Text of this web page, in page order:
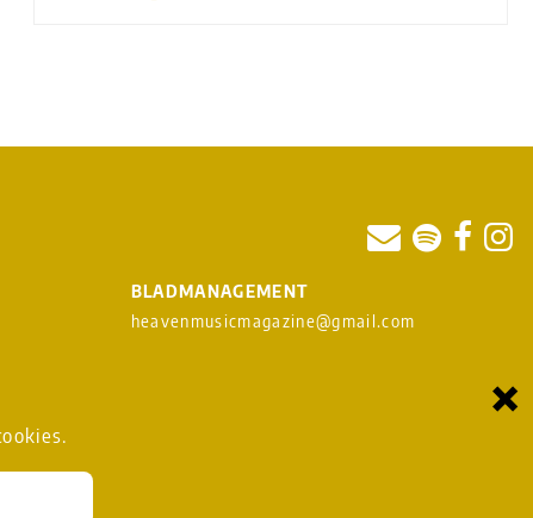
×
BLADMANAGEMENT
heavenmusicmagazine@gmail.com